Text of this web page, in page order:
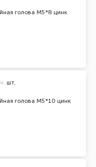
голова М5*8 цинк
голова М5*10 цинк
шт.